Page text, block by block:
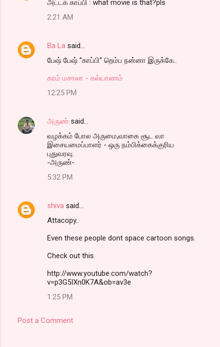
அட்டக் காப்பி : what movie is that?pls
2:21 AM
Ba La said…
பேஷ் பேஷ் ”காப்பி” றெம்ப நன்னா இருக்கே..
கரம் மசாலா - கல்யாணம்
12:25 PM
அருண் said…
வழக்கம் போல அருமை,வாகை சூட வா
இசையமைப்பாளர் - ஒரு நம்பிக்கைக்குரிய
புதுவரவு.
-அருண்-
5:32 PM
shiva said…
Attacopy..
Even these people dont space cartoon songs.
Check out this.
http://www.youtube.com/watch?
v=p3G5IXn0K7A&ob=av3e
1:25 PM
Post a Comment